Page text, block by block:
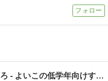
微分方程式いろいろ - よいこの低学年向けすうがくひろば